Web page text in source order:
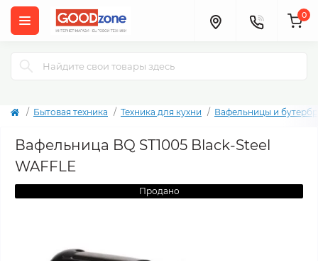
0
Бытовая техника Техника для кухни Вафельницы и
Вафельница BQ ST1005 Black-Steel
WAFFLE
Продано